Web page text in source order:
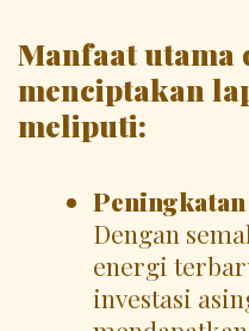
Manfaat utama
menciptakan
meliputi:
Dengan
energi
investasi